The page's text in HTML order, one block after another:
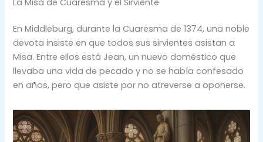
En Middleburg, durante la Cuaresma de 1374, una noble
devota insiste en que todos sus sirvientes asistan a
Misa. Entre ellos está Jean, un nuevo doméstico que
llevaba una vida de pecado y no se había confesado
en años, pero que asiste por no atreverse a oponerse.